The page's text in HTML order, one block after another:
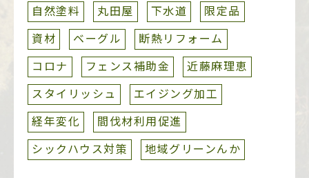
自然塗料
丸田屋 下水道
限定品
資材
ベーグル
断熱リフォーム
コロナ
フェンス補助金
近藤麻理恵
スタイリッシュ
エイジング加工
経年変化
間伐材利用促進
シックハウス対策
地域グリーンんか